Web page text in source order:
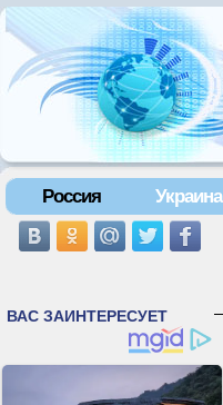
Россия Украина